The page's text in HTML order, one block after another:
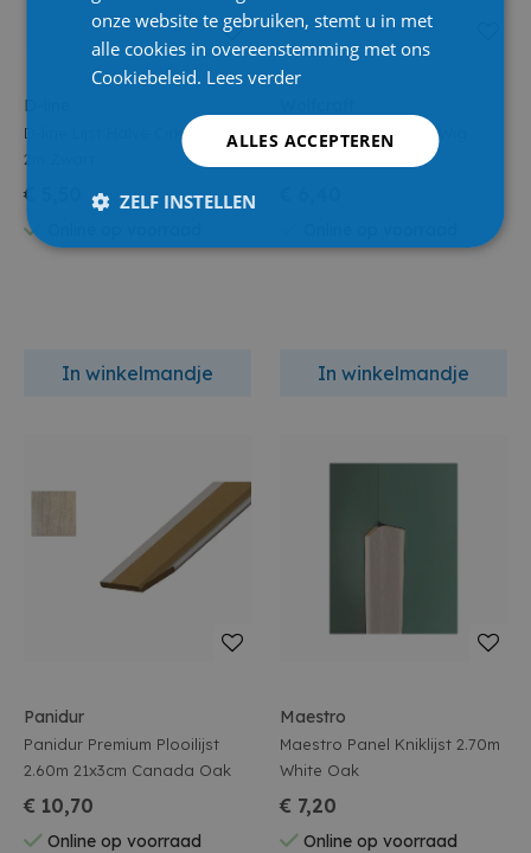
D-line
D-line Lijst Halve Cirkel 16x8
2m Zwart
€ 5,50
In winkelmandje
Wolfcraft Universele Wig
In winkelmandje
Panidur
Panidur Premium Plooilijst
2.60m 21x3cm Canada Oak
€ 10,70
Online op voorraad
Maestro
Maestro Panel Kniklijst 2.70m
White Oak
€ 7,20
Online op voorraad
onze website te gebruiken, stemt u in met
alle cookies in overeenstemming met ons
Cookiebeleid. Lees verder
ALLES ACCEPTEREN
ZELF INSTELLEN